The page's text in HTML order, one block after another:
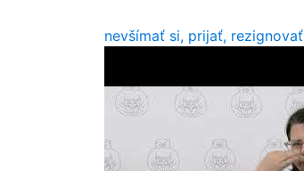
nevšímať si, prijať, rezignovať